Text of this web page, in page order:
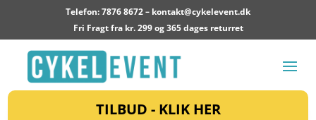
Telefon: 7876 8672 – kontakt@cykelevent.dk
Fri Fragt fra kr. 299 og 365 dages returret
TILBUD - KLIK HER